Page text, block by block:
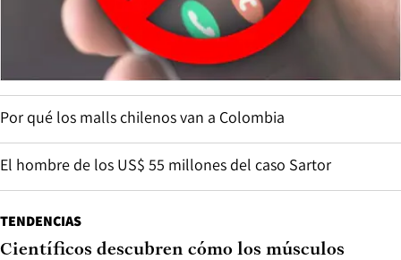
Por qué los malls chilenos van a Colombia
El hombre de los US$ 55 millones del caso Sartor
TENDENCIAS
Científicos descubren cómo los músculos